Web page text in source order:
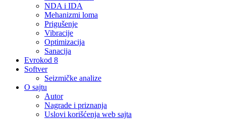
NDA i IDA
Mehanizmi loma
Prigušenje
Vibracije
Optimizacija
Sanacija
Evrokod 8
Softver
Seizmičke analize
O sajtu
Autor
Nagrade i priznanja
Uslovi korišćenja web sajta